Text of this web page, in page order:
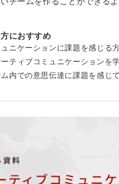
におすすめ
ュニケーションに課題を感じる
ティブコミュニケーションを
内での意思伝達に課題を感じ